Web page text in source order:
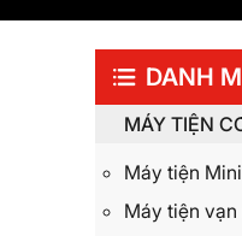
DANH
MÁY TIỆN
Máy tiện Mini
Máy tiện